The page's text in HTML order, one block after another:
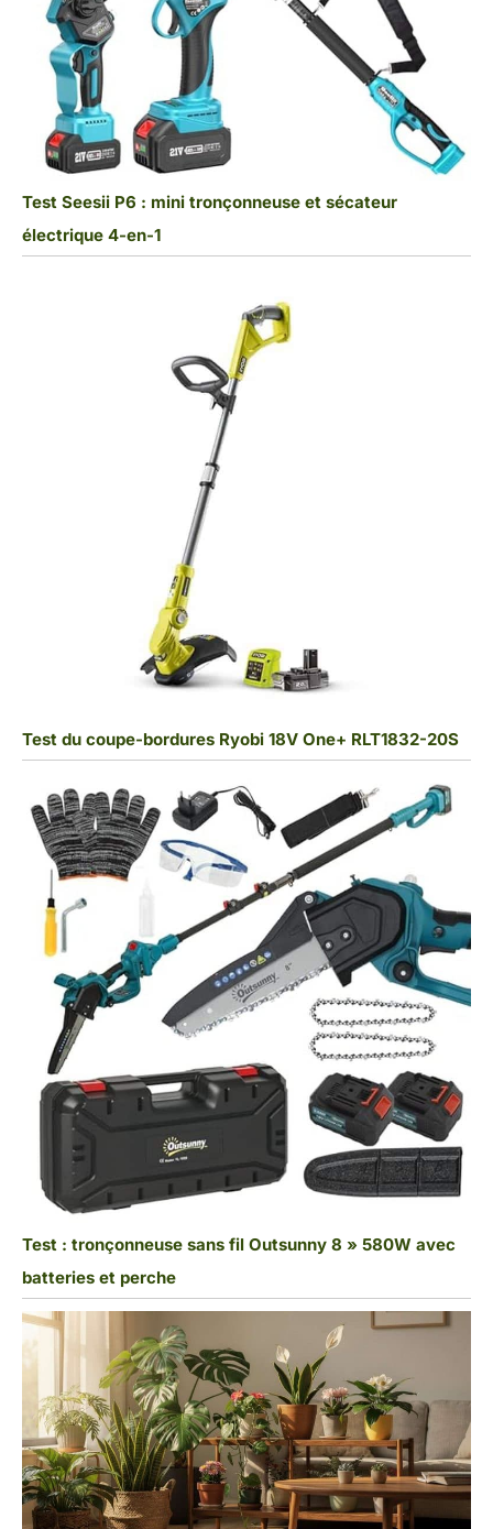
Test Seesii P6 : mini tronçonneuse et sécateur
électrique 4-en-1
Test du coupe-bordures Ryobi 18V One+ RLT1832-20S
Test : tronçonneuse sans fil Outsunny 8 » 580W avec
batteries et perche